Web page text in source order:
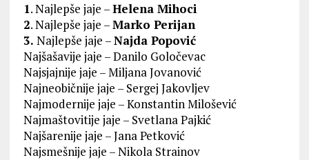
1. Najlepše jaje –Helena Mihoci
2. Najlepše jaje –Marko Perijan
3. Najlepše jaje –Najda Popović
Najšašavije jaje – Danilo Goločevac
Najsjajnije jaje – Miljana Jovanović
Najneobičnije jaje – Sergej Jakovljev
Najmodernije jaje – Konstantin Milošević
Najmaštovitije jaje – Svetlana Pajkić
Najšarenije jaje – Jana Petković
Najsmešnije jaje – Nikola Strainov